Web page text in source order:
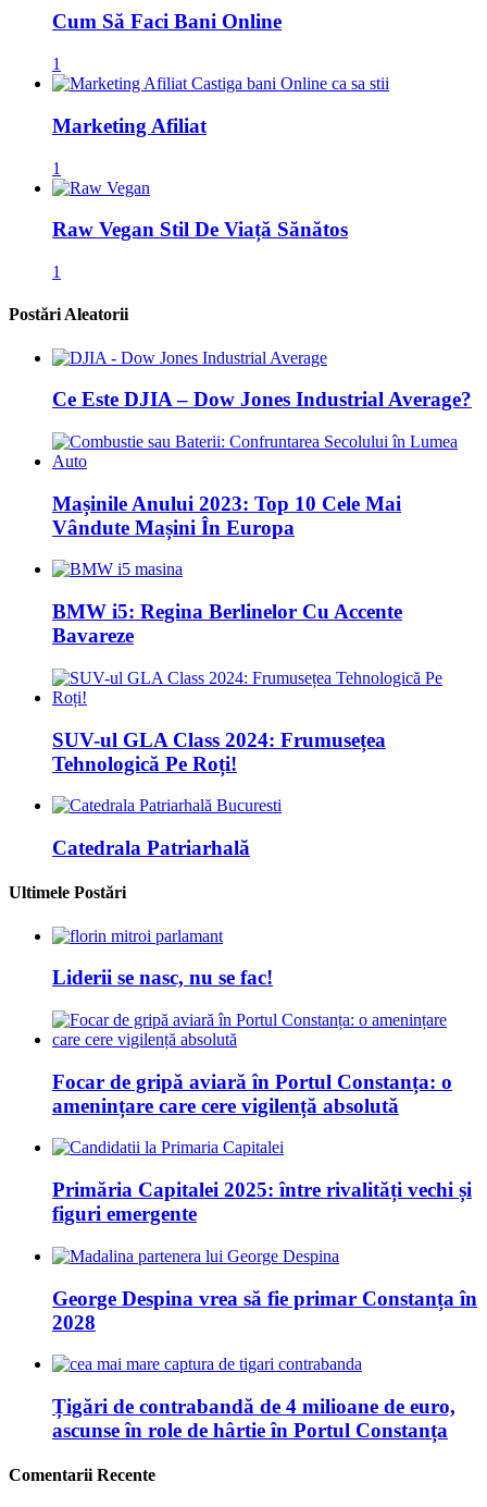
Cum Să Faci Bani Online
1
Marketing Afiliat
1
Raw Vegan Stil De Viață Sănătos
1
Postări Aleatorii
Ce Este DJIA – Dow Jones Industrial Average?
Mașinile Anului 2023: Top 10 Cele Mai
Vândute Mașini În Europa
BMW i5: Regina Berlinelor Cu Accente
Bavareze
SUV-ul GLA Class 2024: Frumusețea
Tehnologică Pe Roți!
Catedrala Patriarhală
Ultimele Postări
Liderii se nasc, nu se fac!
Focar de gripă aviară în Portul Constanța: o
amenințare care cere vigilență absolută
Primăria Capitalei 2025: între rivalități vechi și
figuri emergente
George Despina vrea să fie primar Constanța în
2028
Țigări de contrabandă de 4 milioane de euro,
ascunse în role de hârtie în Portul Constanța
Comentarii Recente